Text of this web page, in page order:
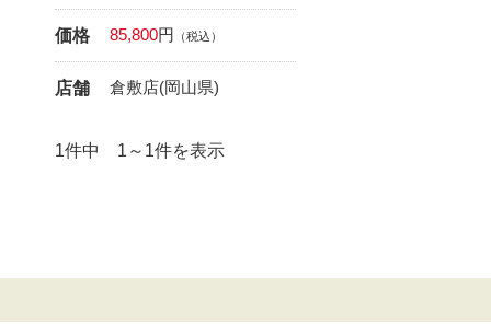
価格 85,800円 （税込）
店舗 倉敷店(岡山県)
1件中 1～1件を表示